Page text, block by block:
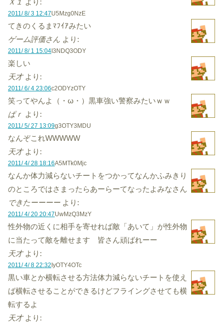
2011/ 8/ 3 12:47U5Mzg0NzE
てきのくるまﾏﾌｲｱみたい
ゲーム評価さん より:
2011/ 8/ 1 15:04I3NDQ3ODY
楽しい
天才 より:
2011/ 6/ 4 23:06c2ODYzOTY
笑ってやんよ（・ω・）黒車強い警察みたいｗｗ
ぱｒ より:
2011/ 5/ 27 13:09g3OTY3MDU
なんぞこれWWWWW
天才 より:
2011/ 4/ 28 18:16A5MTk0Mjc
なんか体力減らないチートをつかってなんかふみきり
のところではさまったらあーらーてなったよみなさん
できたーーーー より:
2011/ 4/ 20 20:47UwMzQ3MzY
性外物の近くに相手を寄せれば敵「あいて」が性外物
に当たって敵を離せます 皆さん頑ばれーー
天才 より:
2011/ 4/ 8 22:32IyOTY4OTc
黒い車とか横転させる方法体力減らないチートを使え
ば横転させることができるけどフライングさせても横
転するよ
天才 より: